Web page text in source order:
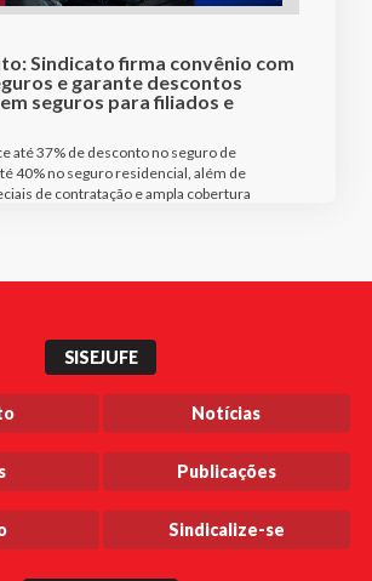
Sindicato firma convênio com
e garante descontos
seguros para filiados e
até 37% de desconto no seguro de
40% no seguro residencial, além de
de contratação e ampla cobertura
SISEJUFE
Notícias
Publicações
Sindicalize-se